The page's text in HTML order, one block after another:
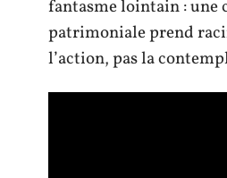
fantasme lointain : une
patrimoniale prend
l’action, pas la